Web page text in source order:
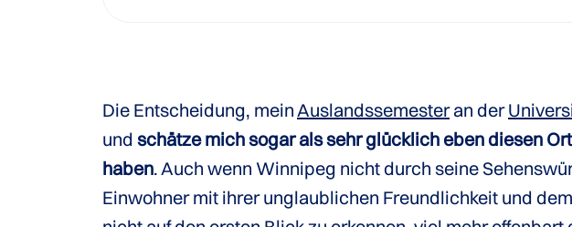
Die Entscheidung, meinAuslandssemesteran der
und schätze mich sogar als sehr glücklich eben diesen
haben. Auch wenn Winnipeg nicht durch seine
Einwohner mit ihrer unglaublichen Freundlichkeit und